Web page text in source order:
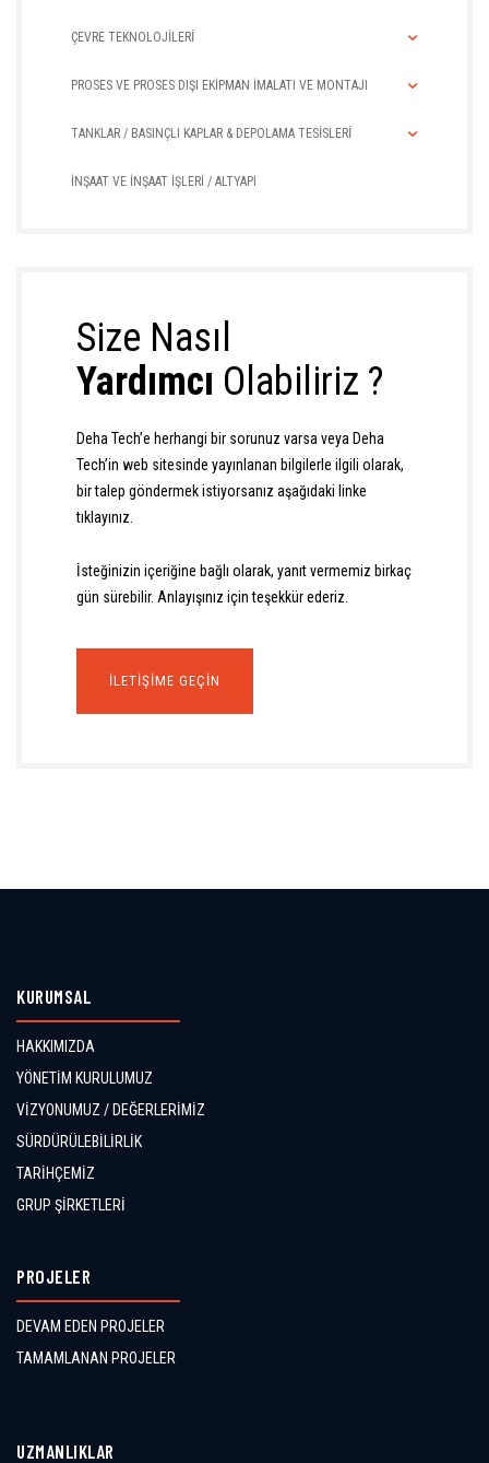
ÇEVRE TEKNOLOJİLERİ
PROSES VE PROSES DIŞI EKİPMAN İMALATI VE MONTAJI
TANKLAR / BASINÇLI KAPLAR & DEPOLAMA TESİSLERİ
İNŞAAT VE İNŞAAT İŞLERİ / ALTYAPI
Size Nasıl
Yardımcı Olabiliriz ?
Deha Tech’e herhangi bir sorunuz varsa veya Deha
Tech’in web sitesinde yayınlanan bilgilerle ilgili olarak,
bir talep göndermek istiyorsanız aşağıdaki linke
tıklayınız.
İsteğinizin içeriğine bağlı olarak, yanıt vermemiz birkaç
gün sürebilir. Anlayışınız için teşekkür ederiz.
İLETIŞIME GEÇIN
KURUMSAL
HAKKIMIZDA
YÖNETİM KURULUMUZ
VİZYONUMUZ / DEĞERLERİMİZ
SÜRDÜRÜLEBİLİRLİK
TARİHÇEMİZ
GRUP ŞİRKETLERİ
PROJELER
DEVAM EDEN PROJELER
TAMAMLANAN PROJELER
UZMANLIKLAR